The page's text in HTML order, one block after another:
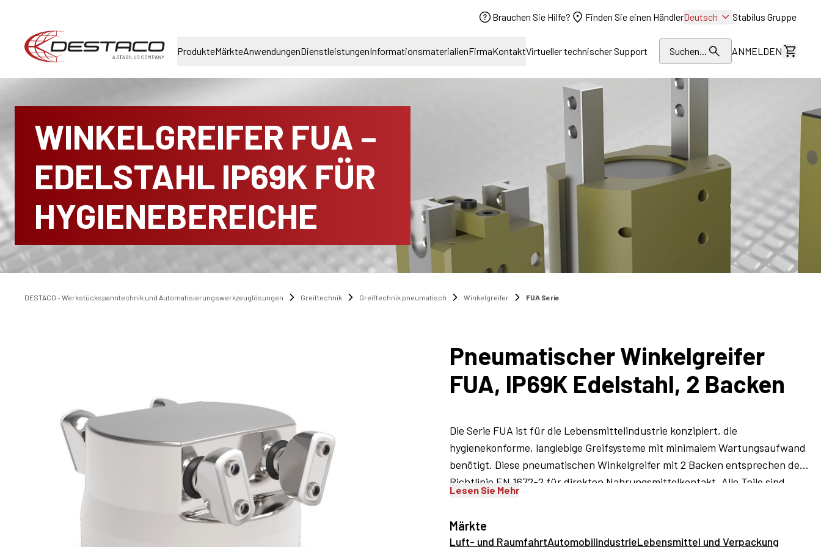
Brauchen Sie Hilfe? Finden Sie einen HändlerDeutsch Stabilus Gruppe
ProdukteMärkteAnwendungenDienstleistungenInformationsmaterialienFirmaKontaktVirtueller technischer Support Suchen... ANMELDEN
WINKELGREIFER FUA –
EDELSTAHL IP69K FÜR
HYGIENEBEREICHE
DESTACO - Werkstückspanntechnik und Automatisierungswerkzeuglösungen Greiftechnik Greiftechnik pneumatisch Winkelgreifer FUA Serie
Pneumatischer Winkelgreifer
FUA, IP69K Edelstahl, 2 Backen
Die Serie FUA ist für die Lebensmittelindustrie konzipiert, die
hygienekonforme, langlebige Greifsysteme mit minimalem Wartungsaufwand
benötigt. Diese pneumatischen Winkelgreifer mit 2 Backen entsprechen der
Richtlinie EN 1672-2 für direkten Nahrungsmittelkontakt. Alle Teile sind
stand. Es gibt auch optionale, deutlich leichtere Gehäuse aus
Lesen Sie Mehr
Märkte
Luft- und RaumfahrtAutomobilindustrieLebensmittel und Verpackung